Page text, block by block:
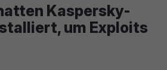
Kaspersky-
um Exploits